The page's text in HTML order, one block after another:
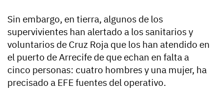
Sin embargo, en tierra, algunos de los
supervivientes han alertado a los sanitarios y
voluntarios de Cruz Roja que los han atendido en
el puerto de Arrecife de que echan en falta a
cinco personas: cuatro hombres y una mujer, ha
precisado a EFE fuentes del operativo.